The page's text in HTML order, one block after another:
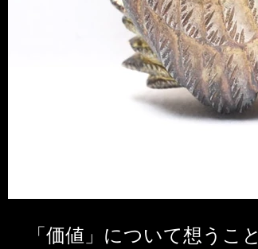
「価値」について想うこと